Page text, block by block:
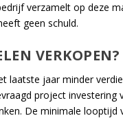
verzamelt op deze
geen schuld.
VERKOPEN?
laatste jaar minder
project investering
De minimale looptijd